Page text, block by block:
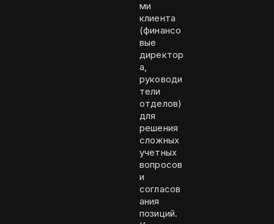
ми
клиента
(финансо
вые
директор
а,
руководи
тели
отделов)
для
решения
сложных
учетных
вопросов
и
согласов
ания
позиций.